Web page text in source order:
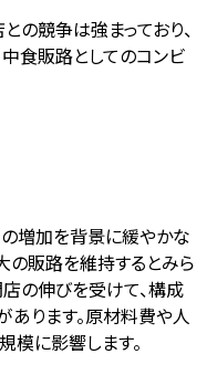
の競争は強まっており、
中食販路としてのコンビ
の増加を背景に緩やかな
の販路を維持するとみら
の伸びを受けて、構成
ります。原材料費や人
に影響します。